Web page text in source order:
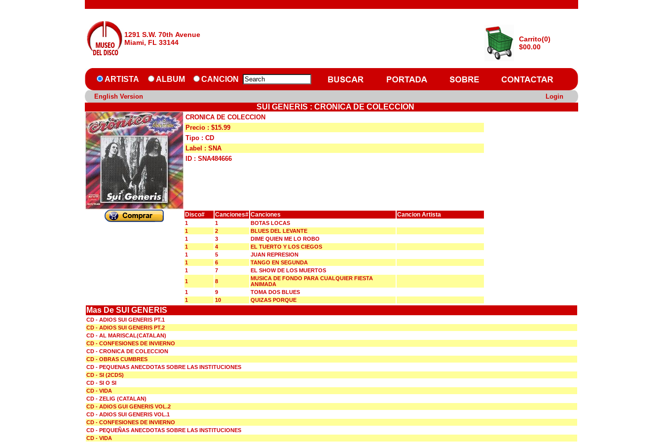
1291 S.W. 70th Avenue
Miami, FL 33144
Carrito(0)
$00.00
ARTISTA ALBUM CANCION
English Version Login
SUI GENERIS : CRONICA DE COLECCION
CRONICA DE COLECCION
Precio : $15.99
Tipo : CD
Label : SNA
ID : SNA484666
Disco# Canciones# Canciones Cancion Artista
1 1
BOTAS LOCAS
1
2
BLUES DEL LEVANTE
1
3
DIME QUIEN ME LO ROBO
1
4
EL TUERTO Y LOS CIEGOS
1
5
JUAN REPRESION
1
6
TANGO EN SEGUNDA
1
7
EL SHOW DE LOS MUERTOS
1
8
MUSICA DE FONDO PARA CUALQUIER FIESTA
ANIMADA
1
9
TOMA DOS BLUES
1
10 QUIZAS PORQUE
Mas De SUI GENERIS
CD - ADIOS SUI GENERIS PT.1
CD - ADIOS SUI GENERIS PT.2
CD - AL MARISCAL(CATALAN)
CD - CONFESIONES DE INVIERNO
CD - CRONICA DE COLECCION
CD - OBRAS CUMBRES
CD - PEQUENAS ANECDOTAS SOBRE LAS INSTITUCIONES
CD - SI (2CDS)
CD - SI O SI
CD - VIDA
CD - ZELIG (CATALAN)
CD - ADIOS GUI GENERIS VOL.2
CD - ADIOS SUI GENERIS VOL.1
CD - CONFESIONES DE INVIERNO
CD - PEQUEÑAS ANECDOTAS SOBRE LAS INSTITUCIONES
CD - VIDA